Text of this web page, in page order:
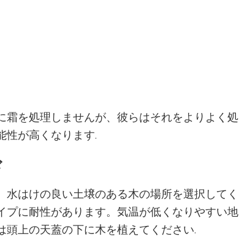
を処理しませんが、彼らはそれをよりよく処
性が高くなります.
はけの良い土壌のある木の場所を選択してく
に耐性があります。気温が低くなりやすい地
上の天蓋の下に木を植えてください.